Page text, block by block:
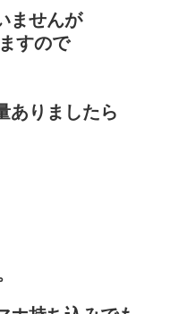
ませんが
すので
ありましたら